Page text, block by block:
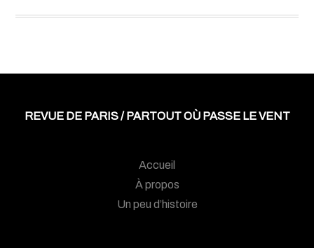
REVUE DE PARIS / PARTOUT OÙ PASSE LE VENT
Accueil
À propos
Un peu d’histoire